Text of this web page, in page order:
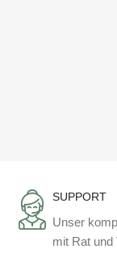
SUPPORT
Unser
mit Rat und